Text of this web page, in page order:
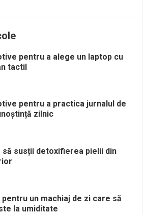
pentru a alege un laptop cu
tactil
pentru a practica jurnalul de
zilnic
să susții detoxifierea pielii din
pentru un machiaj de zi care să
la umiditate